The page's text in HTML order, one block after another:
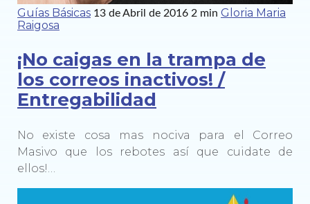
Guías Básicas 13 de Abril de 2016 2 min Gloria Maria
Raigosa
¡No caigas en la trampa de
los correos inactivos! /
Entregabilidad
No existe cosa mas nociva para el Correo
Masivo que los rebotes así que cuidate de
ellos!…